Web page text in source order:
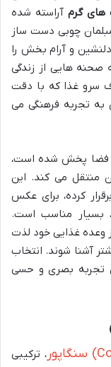
های گرم آراسته شده
چوبی دست ساز
دلنشین و آرام بخش را
صحنه هایی از زندگی
سرو غذا که با دقت
به تجربه فرهنگی می
فضا پخش شده است،
منتقل می کند. این
کرده، برای عکس
بسیار مناسب است.
وعده غذایی خود لذت
آشنا شوند. انتخاب
تجربه بصری و حسی
، ترکیبی